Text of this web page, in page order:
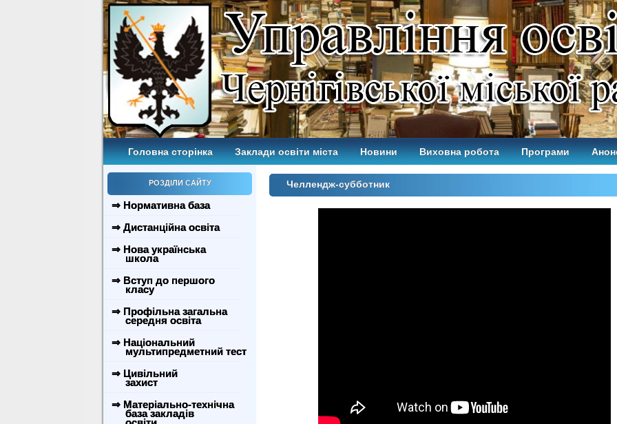
Головна сторінка Заклади освіти міста Новини Виховна робота Програми
РОЗДІЛИ САЙТУ
⇒ Нормативна база
⇒ Дистанційна освіта
⇒ Нова українська
школа
⇒ Вступ до першого
класу
⇒ Профільна загальна
середня освіта
⇒ Національний
мультипредметний тест
⇒ Цивільний
захист
⇒ Матеріально-технічна
база закладів
Челлендж-субботник